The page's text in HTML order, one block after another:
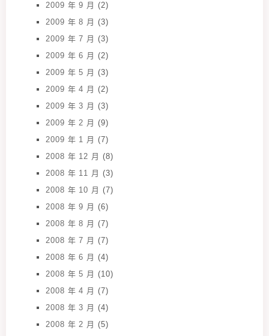
2009 年 9 月 (2)
2009 年 8 月 (3)
2009 年 7 月 (3)
2009 年 6 月 (2)
2009 年 5 月 (3)
2009 年 4 月 (2)
2009 年 3 月 (3)
2009 年 2 月 (9)
2009 年 1 月 (7)
2008 年 12 月 (8)
2008 年 11 月 (3)
2008 年 10 月 (7)
2008 年 9 月 (6)
2008 年 8 月 (7)
2008 年 7 月 (7)
2008 年 6 月 (4)
2008 年 5 月 (10)
2008 年 4 月 (7)
2008 年 3 月 (4)
2008 年 2 月 (5)